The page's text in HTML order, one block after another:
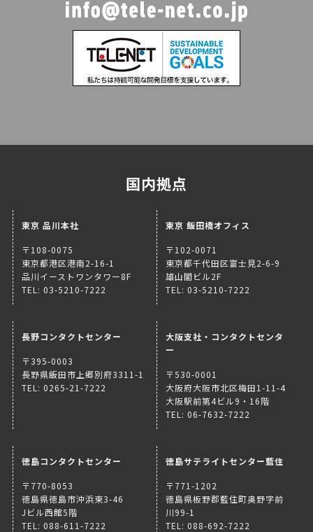
国内拠点
東京 品川本社
〒108-0075
東京都港区港南2-16-1
品川イーストワンタワー8F
TEL: 03-5210-7222
東京 飯田橋オフィス
〒102-0071
東京都千代田区富士見2-6-9
雄山閣ビル2F
TEL: 03-5210-7222
長野コンタクトセンター
〒395-0003
長野県飯田市上郷別府3311-1
TEL: 0265-21-7222
大阪支社・コンタクトセンタ
ー
〒530-0001
大阪府大阪市北区梅田1-11-4
大阪駅前第4ビル9・16階
TEL: 06-7632-7222
徳島コンタクトセンター
〒770-8053
徳島県徳島市沖浜東3-46
Jビル西館5階
TEL: 088-611-7222
徳島サテライトセンター藍住
〒771-1202
徳島県板野郡藍住町奥野字前
川99-1
TEL: 088-692-7222